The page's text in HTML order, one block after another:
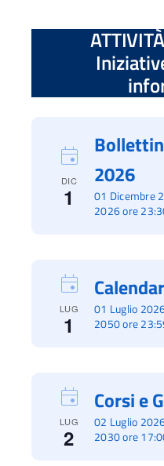
DIC
1 01 Dicembre
2026 ore
2026
LUG
1
01 Luglio
2050 ore
LUG
2
02 Luglio
2030 ore
Corsi e